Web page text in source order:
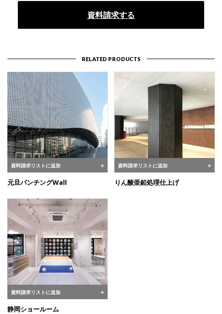
資料請求する
RELATED PRODUCTS
資料請求リストに追加
元旦パンチングWall
資料請求リストに追加
りん酸亜鉛処理仕上げ
資料請求リストに追加
静岡ショールーム